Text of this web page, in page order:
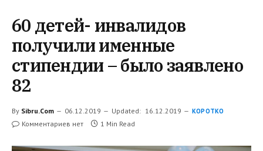
60 детей- инвалидов
получили именные
стипендии – было заявлено
82
By Sibru.Com 06.12.2019 Updated: 16.12.2019 КОРОТКО
Комментариев нет 1 Min Read